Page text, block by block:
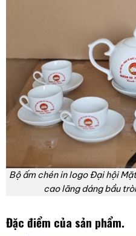
Bộ ấm chén in logo Đại hội
cao lãng dáng bầu
Đặc điểm của sản phẩm.